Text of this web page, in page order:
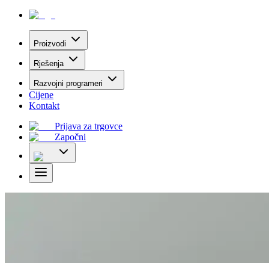
Proizvodi
Rješenja
Razvojni programeri
Cijene
Kontakt
Prijava za trgovce
Započni